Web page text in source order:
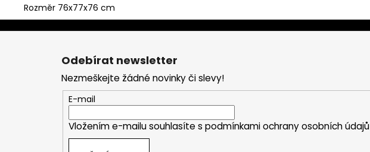
Rozměr 76x77x76 cm
Z
Odebírat newsletter
Nezmeškejte žádné novinky či slevy!
E-mail
Vložením e-mailu souhlasíte s podmínkami ochrany osobních údajů